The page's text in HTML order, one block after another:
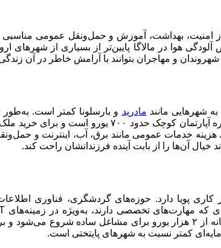
امنیت، بهداشت، آموزش و حمل‌ونقل عمومی مناسبی
هوا در مالاگا پایین‌تر از بسیاری از شهرهای
و مهاجران بتوانند با آرامش خاطر در آن زندگی
شهرهایی مانند مادرید و بارسلونا کمتر است.
خدمات عمومی مانند برق، آب، اینترنت و
آن‌ها را از بابت آینده فرزندانشان راحت کند.
کاری پویا دارد. حوزه‌های گردشگری، فناوری
کمتر نسبت به شهرهای پایتختی است.